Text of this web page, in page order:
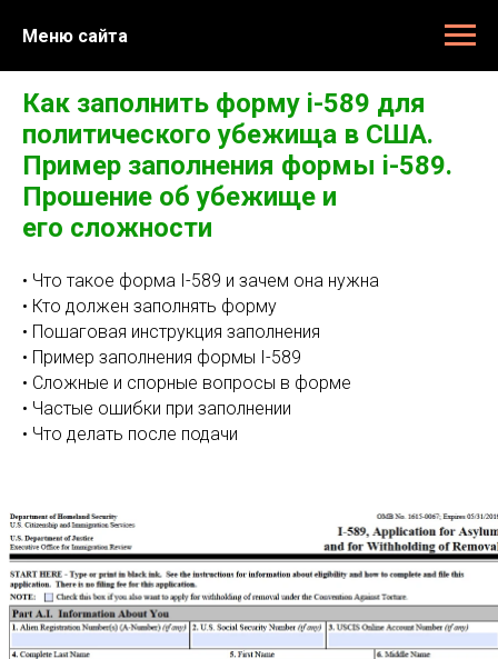
Меню сайта
Как заполнить форму i-589 для
политического убежища в США.
Пример заполнения формы i-589.
Прошение об убежище и
его сложности
• Что такое форма I-589 и зачем она нужна
• Кто должен заполнять форму
• Пошаговая инструкция заполнения
• Пример заполнения формы I-589
• Сложные и спорные вопросы в форме
• Частые ошибки при заполнении
• Что делать после подачи